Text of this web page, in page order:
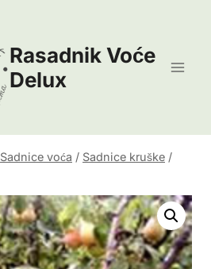
Rasadnik Voće
Delux
Sadnice voća / Sadnice kruške /